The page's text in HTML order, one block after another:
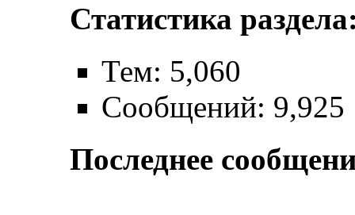
Статистика
Тем: 5,060
Сообщений: 9,925
Последнее